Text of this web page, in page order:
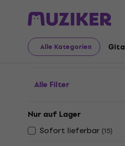
Alle Kategorien
Musikinstrumente Bläser
Alle Filter
Nur auf Lager
Sofort lieferbar (15)